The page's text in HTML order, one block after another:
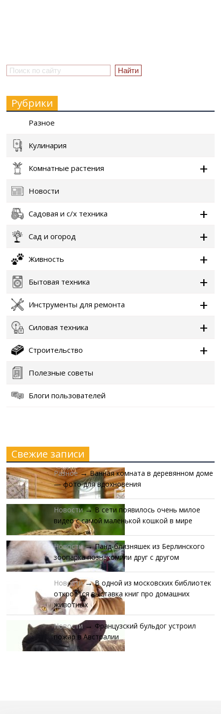
Рубрики
Разное
Кулинария
Комнатные растения
Новости
Садовая и с/х техника
Сад и огород
Живность
Бытовая техника
Инструменты для ремонта
Силовая техника
Строительство
Полезные советы
Блоги пользователей
Свежие записи
Разное → Ванная комната в деревянном доме
— фото для вдохновения
Новости → В сети появилось очень милое
видео с самой маленькой кошкой в мире
Новости → Панд-близняшек из Берлинского
зоопарка познакомили друг с другом
Новости → В одной из московских библиотек
откроется выставка книг про домашних
животных
Новости → Французский бульдог устроил
пожар в Австралии